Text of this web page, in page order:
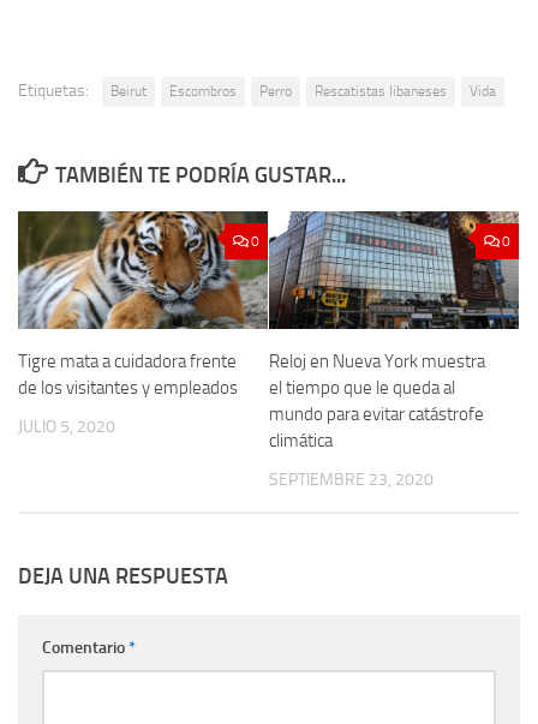
Etiquetas: Beirut Escombros Perro Rescatistas libaneses Vida
TAMBIÉN TE PODRÍA GUSTAR...
0
Tigre mata a cuidadora frente
de los visitantes y empleados
JULIO 5, 2020
0
Reloj en Nueva York muestra
el tiempo que le queda al
mundo para evitar catástrofe
climática
SEPTIEMBRE 23, 2020
DEJA UNA RESPUESTA
Comentario*